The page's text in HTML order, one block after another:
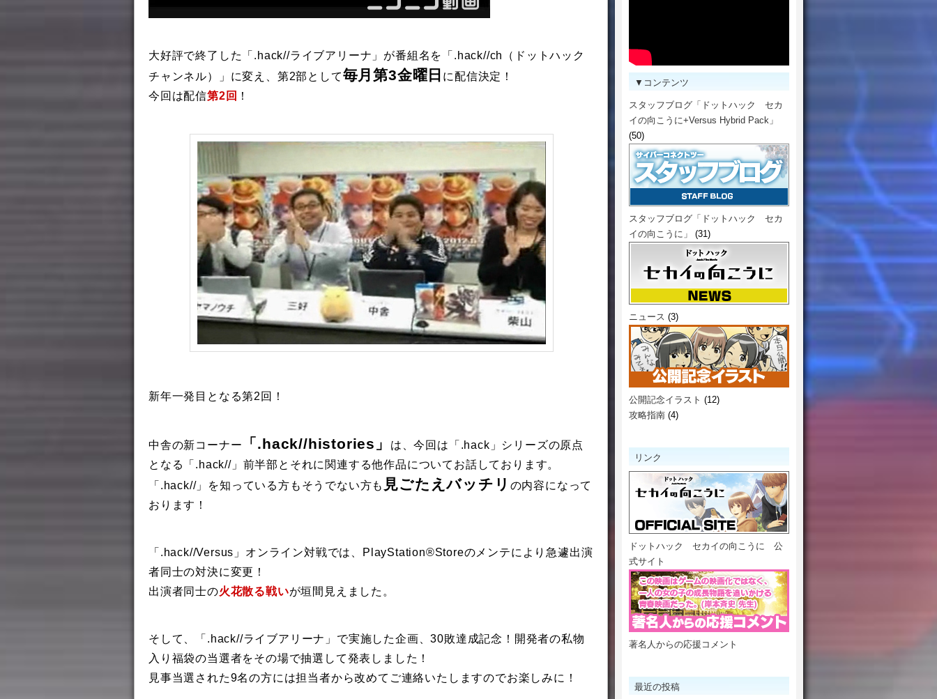
大好評で終了した「.hack//ライブアリーナ」が番組名を「.hack//ch（ドットハック
チャンネル）」に変え、第2部として毎月第3金曜日 に配信決定！
今回は配信第2回 ！
新年一発目となる第2回！
中舎の新コーナー 「.hack//histories」
は、今回は「.hack」シリーズの原点
となる「.hack//」前半部とそれに関連する他作品についてお話しております。
「.hack//」を知っている方もそうでない方も 見ごたえバッチリ の内容になって
おります！
「.hack//Versus」オンライン対戦では、PlayStation®Storeのメンテにより急遽出演
者同士の対決に変更！
出演者同士の火花散る戦いが垣間見えました。
そして、「.hack//ライブアリーナ」で実施した企画、30敗達成記念！開発者の私物
入り福袋の当選者をその場で抽選して発表しました！
見事当選された9名の方には担当者から改めてご連絡いたしますのでお楽しみに！
▼コンテンツ
スタッフブログ「ドットハック セカ
イの向こうに+Versus Hybrid Pack」
(50)
スタッフブログ「ドットハック セカ
イの向こうに」
(31)
ニュース (3)
公開記念イラスト (12)
攻略指南 (4)
リンク
ドットハック セカイの向こうに 公
式サイト
著名人からの応援コメント
最近の投稿